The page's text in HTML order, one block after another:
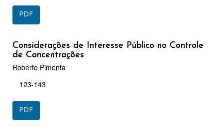
PDF
Considerações de Interesse Público no Controle
de Concentrações
Roberto Pimenta
123-143
PDF